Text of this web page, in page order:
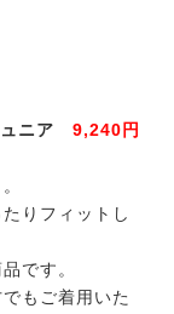
ュニア9,240円
りフィットし
です。
もご着用いた